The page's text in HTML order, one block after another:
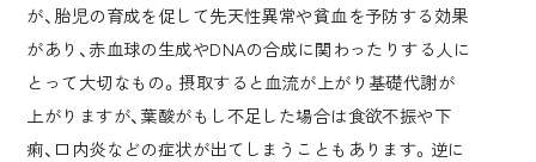
が、胎児の育成を促して先天性異常や貧血を予防する効果
があり、赤血球の生成やDNAの合成に関わったりする人に
とって大切なもの。摂取すると血流が上がり基礎代謝が
上がりますが、葉酸がもし不足した場合は食欲不振や下
痢、口内炎などの症状が出てしまうこともあります。逆に